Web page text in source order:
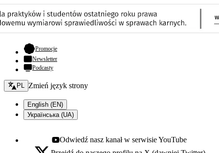
Promocje- otwiera się w nowej karcie
Newsletter
Podcasty
Zmień język - bieżący:
PL Zmień język strony
English (EN)
Українська (UA)
Youtube - otwiera się w nowej karcie
Odwiedź nasz kanał w serwisie YouTube